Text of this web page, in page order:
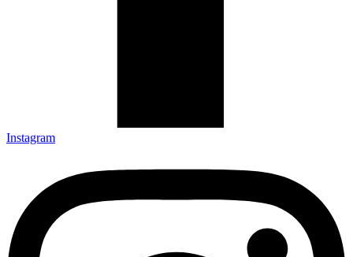
Instagram